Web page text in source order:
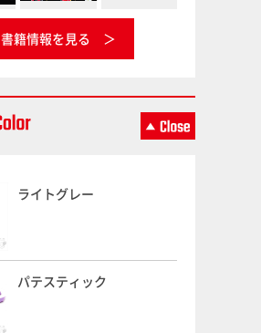
書籍情報を見る
ライトグレー
パテスティック